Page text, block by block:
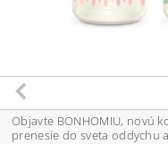
Objavte BONHOMIU, novú
prenesie do sveta oddychu